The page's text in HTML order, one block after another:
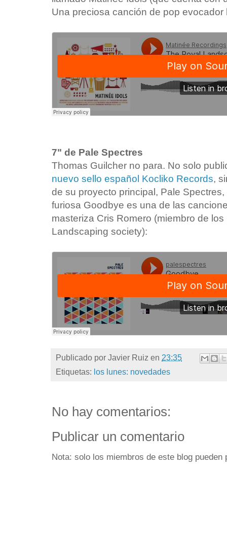
Una preciosa canción de pop evocador
7" de Pale Spectres
Thomas Guilcher no para. No solo
nuevo sello español Kocliko Records,
de su proyecto principal, Pale
furiosa Goodbye es una de las
masteriza Cris Romero (miembro de
Landscaping society):
Publicado por Javier Ruiz en 23:35
Etiquetas: los lunes: novedades
No hay comentarios:
Publicar un comentario
Nota: solo los miembros de este blog pueden